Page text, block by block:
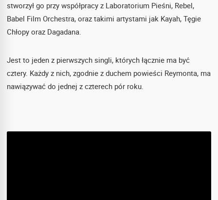
stworzył go przy współpracy z Laboratorium Pieśni, Rebel,
Babel Film Orchestra, oraz takimi artystami jak Kayah, Tęgie
Chłopy oraz Dagadana.
Jest to jeden z pierwszych singli, których łącznie ma być
cztery. Każdy z nich, zgodnie z duchem powieści Reymonta, ma
nawiązywać do jednej z czterech pór roku.